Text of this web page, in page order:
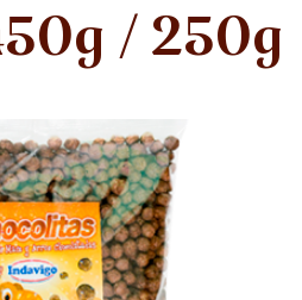
/ 250g